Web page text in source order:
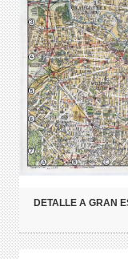
DETALLE A GRAN